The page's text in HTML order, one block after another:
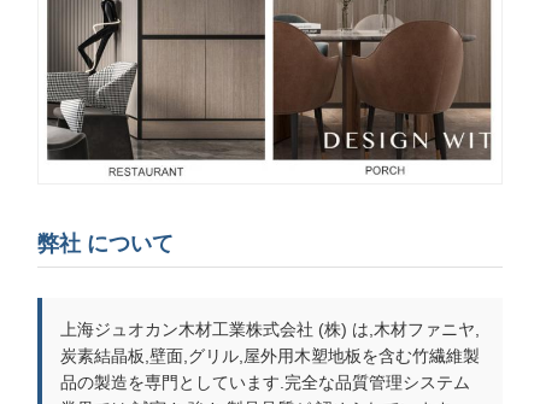
弊社 について
上海ジュオカン木材工業株式会社 (株) は,木材ファニヤ,
炭素結晶板,壁面,グリル,屋外用木塑地板を含む竹繊維製
品の製造を専門としています.完全な品質管理システム